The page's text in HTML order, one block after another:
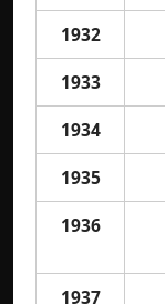
1932
1933
1934
1935
1936
1937